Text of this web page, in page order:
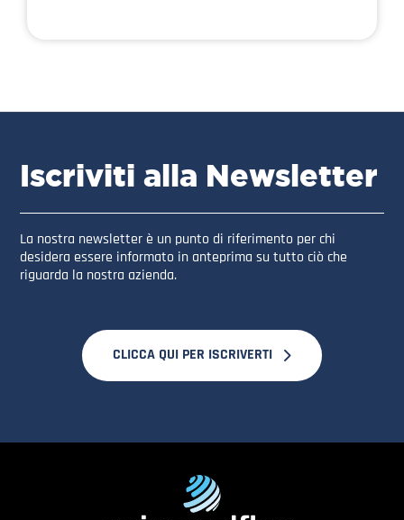
Iscriviti alla Newsletter
La nostra newsletter è un punto di riferimento per chi
desidera essere informato in anteprima su tutto ciò che
riguarda la nostra azienda.
CLICCA QUI PER ISCRIVERTI